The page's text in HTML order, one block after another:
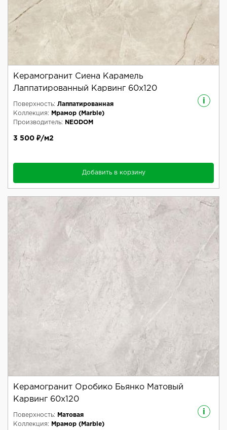
Керамогранит Сиена Карамель
Лаппатированный Карвинг 60x120
i
Поверхность: Лаппатированная
Коллекция:
Мрамор (Marble)
Производитель:
NEODOM
3 500 ₽/м2
Добавить в корзину
Керамогранит Оробико Бьянко Матовый
Карвинг 60x120
i
Поверхность:
Матовая
Коллекция:
Мрамор (Marble)